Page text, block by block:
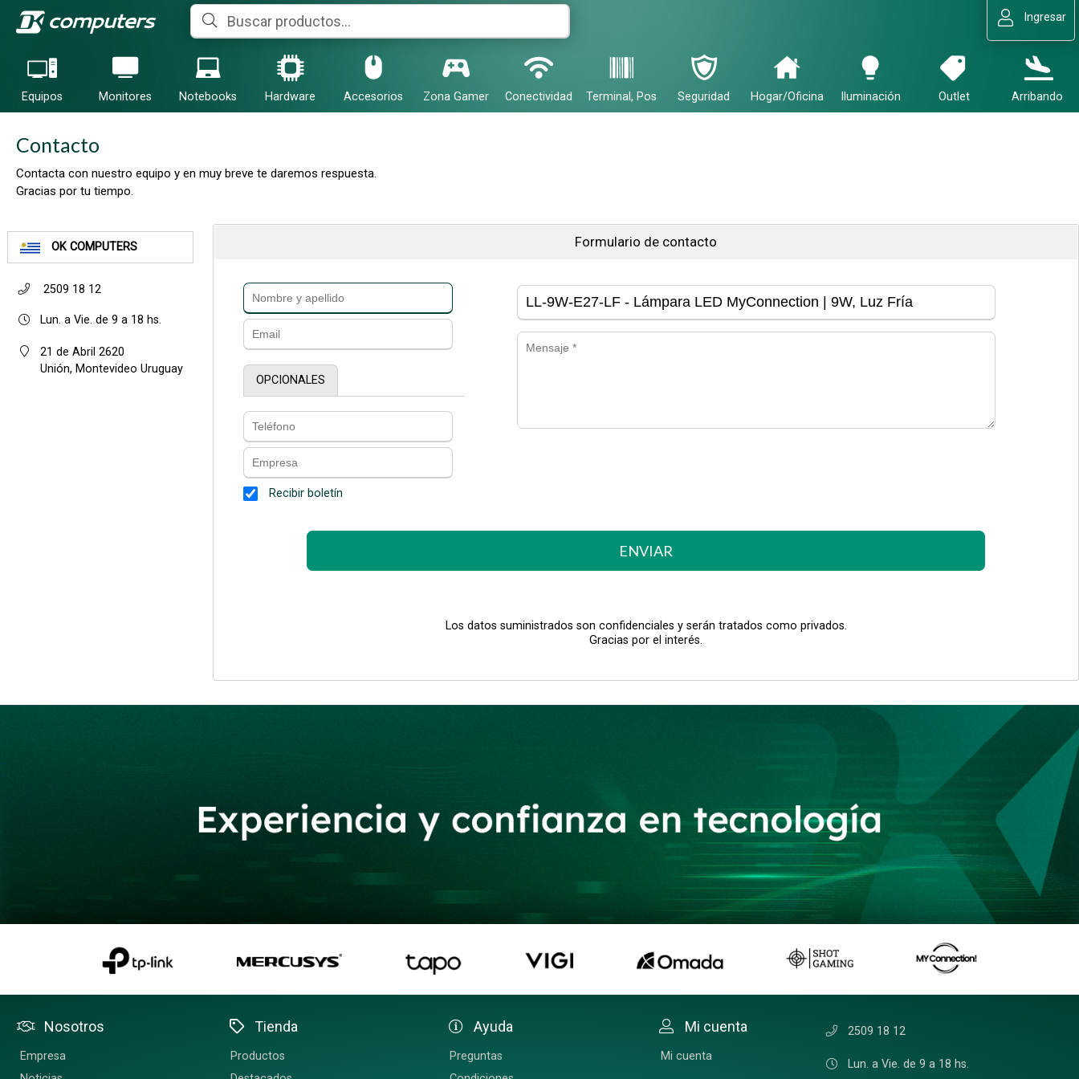
Ingresar
Equipos Monitores Notebooks Hardware Accesorios Zona Gamer Conectividad Terminal, Pos Seguridad Hogar/Oficina Iluminación Outlet Arribando
Contacto
Contacta con nuestro equipo y en muy breve te daremos respuesta.
Gracias por tu tiempo.
OK COMPUTERS
2509 18 12
Lun. a Vie. de 9 a 18 hs.
21 de Abril 2620
Unión, Montevideo Uruguay
Formulario de contacto
OPCIONALES
Recibir boletín
ENVIAR
Los datos suministrados son confidenciales y serán tratados como privados.
Gracias por el interés.
Nosotros
Empresa
Tienda
Productos
Ayuda
Preguntas
Mi cuenta
Mi cuenta
2509 18 12
Lun. a Vie. de 9 a 18 hs.